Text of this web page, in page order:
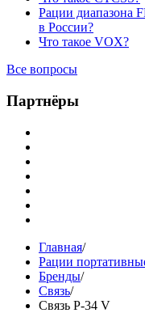
Рации диапазона
в России?
Что такое VOX?
Все вопросы
Партнёры
Главная/
Рации
Бренды/
Связь/
Связь Р-34 V